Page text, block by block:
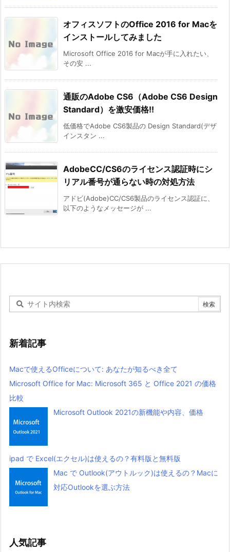
オフィスソフトのOffice 2016 for Macを
インストールしてみました
Microsoft Office 2016 for Macが手に入れたい、
その安 ...
通販のAdobe CS6（Adobe CS6 Design
Standard）を激安価格!!
低価格でAdobe CS6製品の Design Standard(デザ
インスタン ...
AdobeCC/CS6のライセンス認証時にシ
リアル番号が通らない時の対処方法
アドビ(Adobe)CC/CS6製品のライセンス認証に、
以下のようなメッセージが ...
新着記事
Macで使えるOfficeについて: あなたが知るべき全て
Microsoft Office for Mac: Microsoft 365 と Office 2021 の価格
比較
Microsoft Outlook 2021の新機能や内容、価格
ipad で Excel(エクセル)は使えるの？有料版と無料版
Mac で Outlook(アウトルック)は使えるの？Macに
対応Outlookを選ぶ方法
人気記事